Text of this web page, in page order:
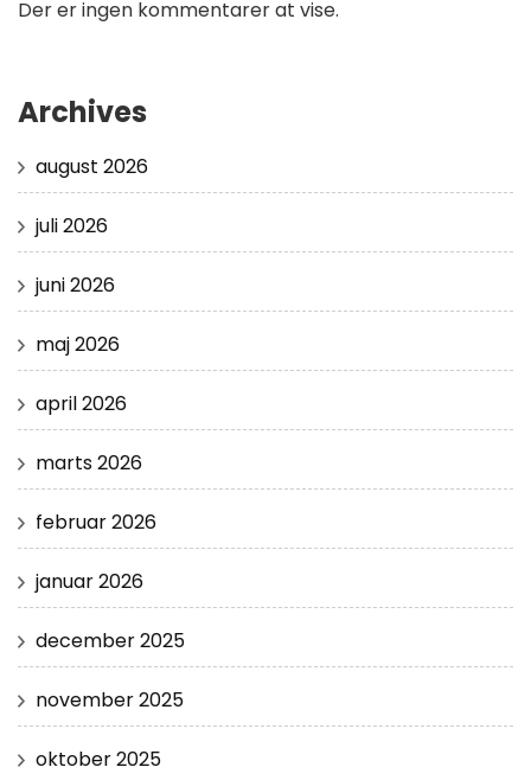
Der er ingen kommentarer at vise.
Archives
august 2026
juli 2026
juni 2026
maj 2026
april 2026
marts 2026
februar 2026
januar 2026
december 2025
november 2025
oktober 2025